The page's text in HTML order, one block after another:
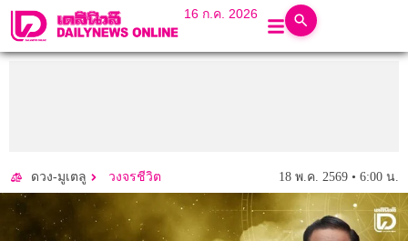
16 ก.ค. 2026
ดวง-มูเตลู วงจรชีวิต 18 พ.ค. 2569 • 6:00 น.